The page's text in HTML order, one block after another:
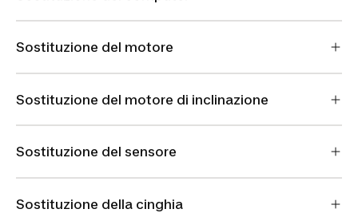
Sostituzione del motore
Sostituzione del motore di inclinazione
Sostituzione del sensore
Sostituzione della cinghia